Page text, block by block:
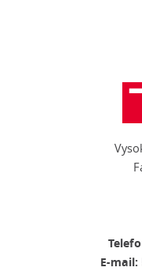
E-mail: